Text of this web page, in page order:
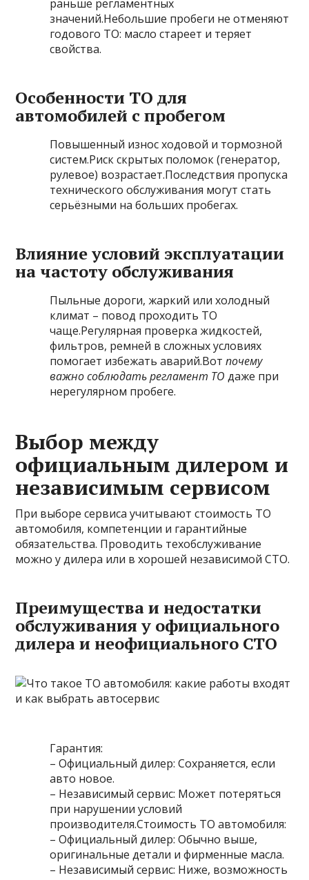
раньше регламентных
значений.Небольшие пробеги не отменяют
годового ТО: масло стареет и теряет
свойства.
Особенности ТО для
автомобилей с пробегом
Повышенный износ ходовой и тормозной
систем.Риск скрытых поломок (генератор,
рулевое) возрастает.Последствия пропуска
технического обслуживания могут стать
серьёзными на больших пробегах.
Влияние условий эксплуатации
на частоту обслуживания
Пыльные дороги, жаркий или холодный
климат – повод проходить ТО
чаще.Регулярная проверка жидкостей,
фильтров, ремней в сложных условиях
помогает избежать аварий.Вотпочему
важно соблюдать регламент ТО даже при
нерегулярном пробеге.
Выбор между
официальным дилером и
независимым сервисом
При выборе сервиса учитывают стоимость ТО
автомобиля, компетенции и гарантийные
обязательства. Проводить техобслуживание
можно у дилера или в хорошей независимой СТО.
Преимущества и недостатки
обслуживания у официального
дилера и неофициального СТО
Гарантия:
– Официальный дилер: Сохраняется, если
авто новое.
– Независимый сервис: Может потеряться
при нарушении условий
производителя.Стоимость ТО автомобиля:
– Официальный дилер: Обычно выше,
оригинальные детали и фирменные масла.
– Независимый сервис: Ниже, возможность